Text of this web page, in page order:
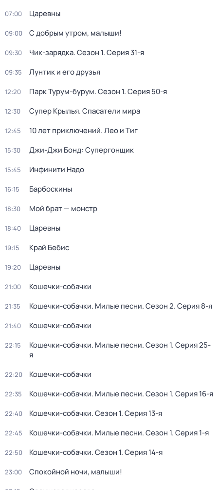
07:00 Царевны
09:00 С добрым утром, малыши!
09:30 Чик-зарядка. Сезон 1. Серия 31-я
09:35 Лунтик и его друзья
12:20 Парк Турум-бурум. Сезон 1. Серия 50-я
12:30 Супер Крылья. Спасатели мира
12:45 10 лет приключений. Лео и Тиг
15:30 Джи-Джи Бонд: Супергонщик
15:45 Инфинити Надо
16:15 Барбоскины
18:30 Мой брат — монстр
18:40 Царевны
19:15 Край Бебис
19:20 Царевны
21:00 Кошечки-собачки
21:35 Кошечки-собачки. Милые песни. Сезон 2. Серия 8-я
21:40 Кошечки-собачки
22:15 Кошечки-собачки. Милые песни. Сезон 1. Серия 25-
я
22:20 Кошечки-собачки
22:35 Кошечки-собачки. Милые песни. Сезон 1. Серия 16-я
22:40 Кошечки-собачки. Сезон 1. Серия 13-я
22:45 Кошечки-собачки. Милые песни. Сезон 1. Серия 1-я
22:50 Кошечки-собачки. Сезон 1. Серия 14-я
23:00 Спокойной ночи, малыши!